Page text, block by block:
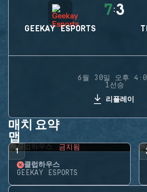
GEEKAY ESPORTS
7:3
6월 30일 오후
1선승
리플레이
매치 요약
맵
1 금지됨
클럽하우스
GEEKAY ESPORTS